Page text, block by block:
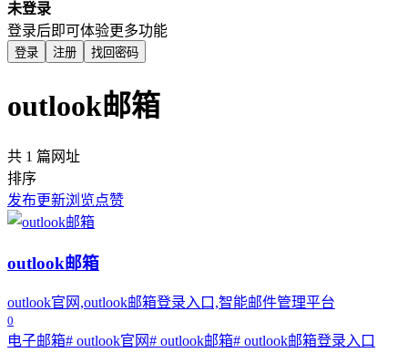
未登录
登录后即可体验更多功能
登录 注册 找回密码
outlook邮箱
共 1 篇网址
排序
发布更新浏览点赞
outlook邮箱
outlook官网,outlook邮箱登录入口,智能邮件管理平台
0
电子邮箱# outlook官网# outlook邮箱# outlook邮箱登录入口